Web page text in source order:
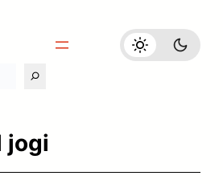
jogi